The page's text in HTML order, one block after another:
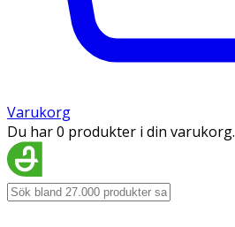
Varukorg
Du har 0 produkter i din varukorg.